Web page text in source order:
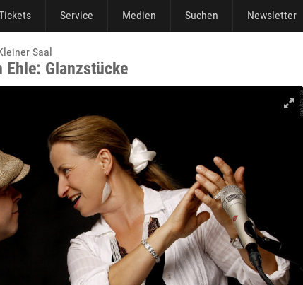
Service Medien Suchen Newsletter
Saal
Ehle: Glanzstücke